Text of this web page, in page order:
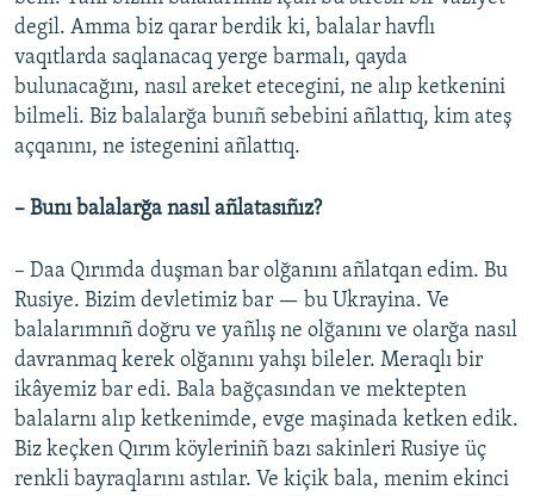
degil. Amma biz qarar berdik ki, balalar havflı
vaqıtlarda saqlanacaq yerge barmalı, qayda
bulunacağını, nasıl areket etecegini, ne alıp ketkenini
bilmeli. Biz balalarğa bunıñ sebebini añlattıq, kim ateş
açqanını, ne istegenini añlattıq.
– Bunı balalarğa nasıl añlatasıñız?
– Daa Qırımda duşman bar olğanını añlatqan edim. Bu
Rusiye. Bizim devletimiz bar — bu Ukrayina. Ve
balalarımnıñ doğru ve yañlış ne olğanını ve olarğa nasıl
davranmaq kerek olğanını yahşı bileler. Meraqlı bir
ikâyemiz bar edi. Bala bağçasından ve mektepten
balalarnı alıp ketkenimde, evge maşinada ketken edik.
Biz keçken Qırım köyleriniñ bazı sakinleri Rusiye üç
renkli bayraqlarını astılar. Ve kiçik bala, menim ekinci